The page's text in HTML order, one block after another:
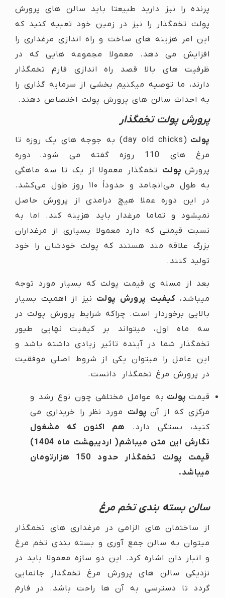
پرنده را نیز دارید طبیعتا باید سالن های پرورش
پولت تخمگذار را نیز در زمین خود تعبیه کنید که
این امر هزینه های ساخت و راه اندازی مرغداری را
افزایش می دهد. معمولا مجموعه هایی که در
ظرفیت های بالا قصد راه اندازی فارم تخمگذار
دارند، ما توصیه میکنیم بخشی از سرمایه گذاری را
به احداث سالن های پرورش پولت اختصاص دهند.
پرورش پولت تخمگذار
پولت
(day old chicks) به جوجه های یک روزه تا
مرغ های 110 روزه گفته می شود.
دوره
پرورش پولت تخمگذار معمولا از یک تا سه ماهگی
به طول می‌انجامد و حدوداً ۱۱۰ روز طول می‌کشد.
در این دوره عملا هیچ درامدی از پرورش حاصل
نمیشود و تماما مرغدار باید هزینه کند. اما به
نسبت قیمتی که دارد معمولا بسیاری از مرغداران
بزرگ علاقه مند هستند که پولت خودشان را خود
تولید کنند.
بعد از مسله ی قیمت پولت که بسیار مورد توجه
میباشد، کیفیت پرورش پولت نیز از اهمیت بسیار
بالایی برخوردار است. چراکه شرایط پرورش پولت در
سه ماه اول، میتواند بر کیفیت نهایی طیور
تخمگذار شما در آینده تاثیر زیادی داشته باشد و
این عامل را میتوان یکی از شروط اصلی موفقیت
در پرورش مرغ تخمگذار دانست.
قیمت پولت به عوامل مختلفی چون نوع رشد و
مرکزی که از آن پولت مورد نظر را خریداری می
کنید، بستگی دارد. هم اکنون که مشغول
نگارش این متن میباشم( اردیبهشت ماه 1404)
قیمت پولت تخمگذار حدود 150 هزارتومان
میباشد.
سالن بسته بندی تخم مرغ
از ساختمان های الزامی در مرغداری های تخمگذار
میتوان به سالن جمع آوری و بسته بندی تخم مرغ
و انبار دان اشاره کرد. این دو سازه معمولا باید در
نزدیکی سالن های پرورش مرغ تخمگذار جانمایی
گردد تا دسترسی به آن ها راحت باشد. در فارم